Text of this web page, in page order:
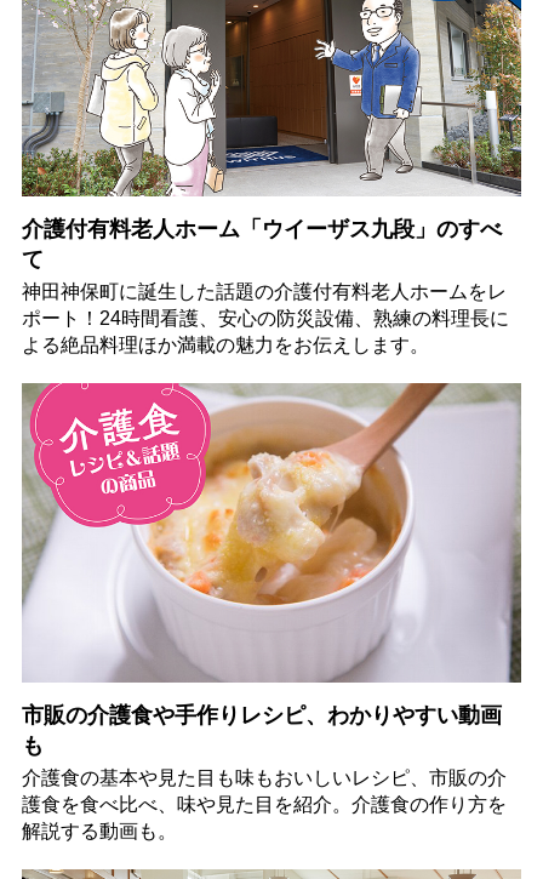
介護付有料老人ホーム「ウイーザス九段」のすべ
て
神田神保町に誕生した話題の介護付有料老人ホームをレ
ポート！24時間看護、安心の防災設備、熟練の料理長に
よる絶品料理ほか満載の魅力をお伝えします。
市販の介護食や手作りレシピ、わかりやすい動画
も
介護食の基本や見た目も味もおいしいレシピ、市販の介
護食を食べ比べ、味や見た目を紹介。介護食の作り方を
解説する動画も。